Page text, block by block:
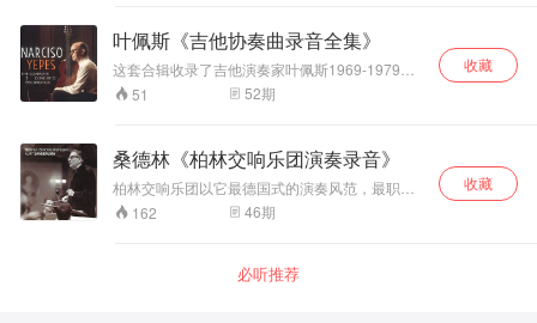
沿袭了古典奏鸣曲
的结构，而在和声
性作品。长笛独奏
部分技巧飞扬、充
满着戏剧般的张力
古罗跨越所有音乐的主观意识，一起《走出迷
雾》。芭菠·杨格以《黑暗中漫舞》共同勉励所有
音乐工作者，虽然身处黑暗之中，但不能放弃希
望。《阿拉贝克斯蓝调》史诺尔·寇克四重奏与史
手绮拉带领音乐家们在疫情期间，用音乐留下印
记，像一棵强壮的大树，紧紧的团结在一起。挪
威最会唱歌的男人福罗塔以似乎不属于这个世界
的声音唱出《灵歌》占领你的灵魂。被誉为《史
恩用《船歌》带你进入浪漫的水都，贡多拉在蜿
加出色，主要是将关注点更聚焦在独奏家身上。
叶佩斯《吉他协奏曲录音全集》
这套合辑收录了吉他演奏家叶佩斯1969-1979年
间录制的吉他协奏曲，包括：罗德里戈、维瓦尔
第、朱利亚尼、巴卡里塞、阿尔夫特、欧哈纳、
科等作曲家的作品。 那西索·叶佩斯（Narciso
Yepes，1927-1997）西班牙吉他演奏家。四岁
学吉他。十二岁入巴伦西亚市音乐学院，二十岁
赴马德里，在西班牙国立管弦乐团协奏下演奏罗
德里戈《阿兰胡埃斯协奏曲》，引起很大反响。
1952年为法国影片《被禁止的游戏》配乐，其中
51 52期
收藏
桑德林《柏林交响乐团演奏录音》
柏林交响乐团以它最德国式的演奏风范，最职业
化的演奏热情以及全体团员德国式的合作精神常
年获得了音乐界同仁和广大观众的赞许和认可。
交响乐团持着长期的合作演出。
162 46期
收藏
必听推荐